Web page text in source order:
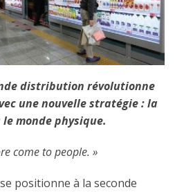
distribution révolutionne
une nouvelle stratégie : la
monde physique.
come to people. »
positionne à la seconde